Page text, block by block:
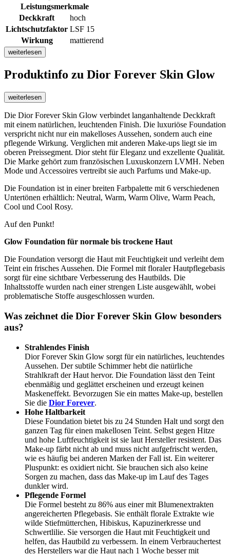
Leistungsmerkmale
Deckkraft
hoch
Lichtschutzfaktor LSF 15
Wirkung
mattierend
weiterlesen
Produktinfo zu Dior Forever Skin Glow
weiterlesen
Die Dior Forever Skin Glow verbindet langanhaltende Deckkraft
mit einem natürlichen, leuchtenden Finish. Die luxuriöse Foundation
verspricht nicht nur ein makelloses Aussehen, sondern auch eine
pflegende Wirkung. Verglichen mit anderen Make-ups liegt sie im
oberen Preissegment. Dior steht für Eleganz und exzellente Qualität.
Die Marke gehört zum französischen Luxuskonzern LVMH. Neben
Mode und Accessoires vertreibt sie auch Parfums und Make-up.
Die Foundation ist in einer breiten Farbpalette mit 6 verschiedenen
Untertönen erhältlich: Neutral, Warm, Warm Olive, Warm Peach,
Cool und Cool Rosy.
Auf den Punkt!
Glow Foundation für normale bis trockene Haut
Die Foundation versorgt die Haut mit Feuchtigkeit und verleiht dem
Teint ein frisches Aussehen. Die Formel mit floraler Hautpflegebasis
sorgt für eine sichtbare Verbesserung des Hautbilds. Die
Inhaltsstoffe wurden nach einer strengen Liste ausgewählt, wobei
problematische Stoffe ausgeschlossen wurden.
Was zeichnet die Dior Forever Skin Glow besonders
aus?
Strahlendes Finish
Dior Forever Skin Glow sorgt für ein natürliches, leuchtendes
Aussehen. Der subtile Schimmer hebt die natürliche
Strahlkraft der Haut hervor. Die Foundation lässt den Teint
ebenmäßig und geglättet erscheinen und erzeugt keinen
Maskeneffekt. Bevorzugen Sie ein mattes Make-up, bestellen
Sie die Dior Forever.
Hohe Haltbarkeit
Diese Foundation bietet bis zu 24 Stunden Halt und sorgt den
ganzen Tag für einen makellosen Teint. Selbst gegen Hitze
und hohe Luftfeuchtigkeit ist sie laut Hersteller resistent. Das
Make-up färbt nicht ab und muss nicht aufgefrischt werden,
wie es häufig bei anderen Marken der Fall ist. Ein weiterer
Pluspunkt: es oxidiert nicht. Sie brauchen sich also keine
Sorgen zu machen, dass das Make-up im Lauf des Tages
dunkler wird.
Pflegende Formel
Die Formel besteht zu 86% aus einer mit Blumenextrakten
angereicherten Pflegebasis. Sie enthält florale Extrakte wie
wilde Stiefmütterchen, Hibiskus, Kapuzinerkresse und
Schwertlilie. Sie versorgen die Haut mit Feuchtigkeit und
helfen, das Hautbild zu verbessern. In einem Verbrauchertest
des Herstellers war die Haut nach 1 Woche besser mit